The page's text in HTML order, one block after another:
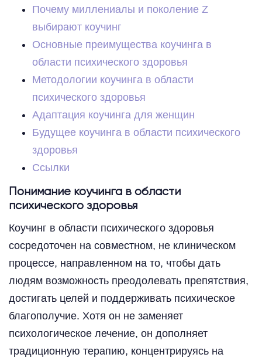
Почему миллениалы и поколение Z
выбирают коучинг
Основные преимущества коучинга в
области психического здоровья
Методологии коучинга в области
психического здоровья
Адаптация коучинга для женщин
Будущее коучинга в области психического
здоровья
Ссылки
Понимание коучинга в области
психического здоровья
Коучинг в области психического здоровья
сосредоточен на совместном, не клиническом
процессе, направленном на то, чтобы дать
людям возможность преодолевать препятствия,
достигать целей и поддерживать психическое
благополучие. Хотя он не заменяет
психологическое лечение, он дополняет
традиционную терапию, концентрируясь на